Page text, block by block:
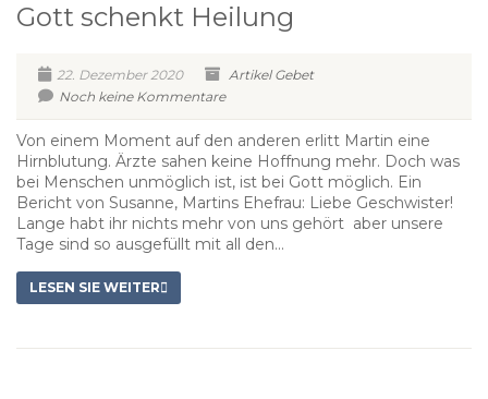
Gott schenkt Heilung
22. Dezember 2020 Artikel Gebet
Noch keine Kommentare
Von einem Moment auf den anderen erlitt Martin eine
Hirnblutung. Ärzte sahen keine Hoffnung mehr. Doch was
bei Menschen unmöglich ist, ist bei Gott möglich. Ein
Bericht von Susanne, Martins Ehefrau: Liebe Geschwister!
Lange habt ihr nichts mehr von uns gehört aber unsere
Tage sind so ausgefüllt mit all den...
LESEN SIE WEITER